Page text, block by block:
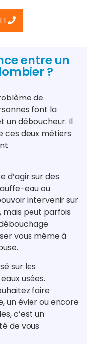
entre un
?
de
font la
un déboucheur. Il
ces deux métiers
d’agir sur des
eau ou
intervenir sur
mais peut parfois
vous même à
sur les
usées.
faire
un évier ou encore
c’est un
de vous